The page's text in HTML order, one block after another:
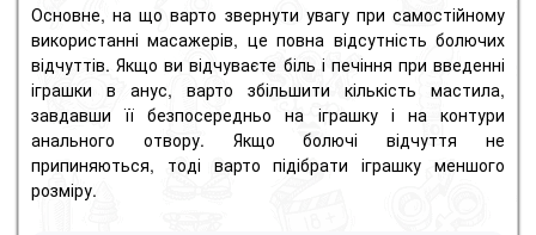
Основне, на що варто звернути увагу при самостійному
використанні масажерів, це повна відсутність болючих
відчуттів. Якщо ви відчуваєте біль і печіння при введенні
іграшки в анус, варто збільшити кількість мастила,
завдавши її безпосередньо на іграшку і на контури
анального отвору. Якщо болючі відчуття не
припиняються, тоді варто підібрати іграшку меншого
розміру.